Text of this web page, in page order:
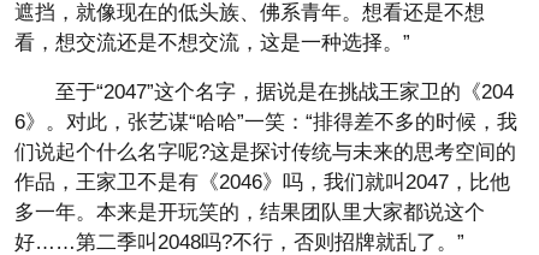
遮挡，就像现在的低头族、佛系青年。想看还是不想
看，想交流还是不想交流，这是一种选择。”
至于“2047”这个名字，据说是在挑战王家卫的《204
6》。对此，张艺谋“哈哈”一笑：“排得差不多的时候，我
们说起个什么名字呢?这是探讨传统与未来的思考空间的
作品，王家卫不是有《2046》吗，我们就叫2047，比他
多一年。本来是开玩笑的，结果团队里大家都说这个
好……第二季叫2048吗?不行，否则招牌就乱了。”